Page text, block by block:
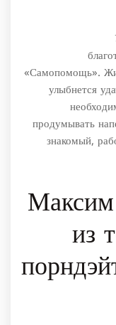
«Самопомощь».
улыбнется
продумывать
знакомый,
из